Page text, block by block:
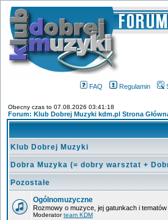
FAQ Regulamin
Obecny czas to 07.08.2026 03:41:18
Forum: Klub Dobrej Muzyki kdm.pl Strona
Klub Dobrej Muzyki
Dobra Muzyka (= dobry warsztat +
Pozostałe
Ogólnomuzyczne
Rozmowy o muzyce, jej gatunkach i
Moderatorteam KDM